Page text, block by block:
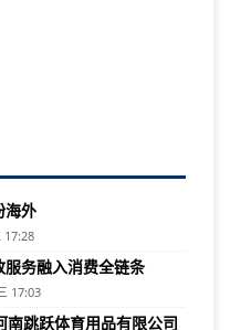
海外
17:28
务融入消费全链条
17:03
南跳跃体育用品有限公司